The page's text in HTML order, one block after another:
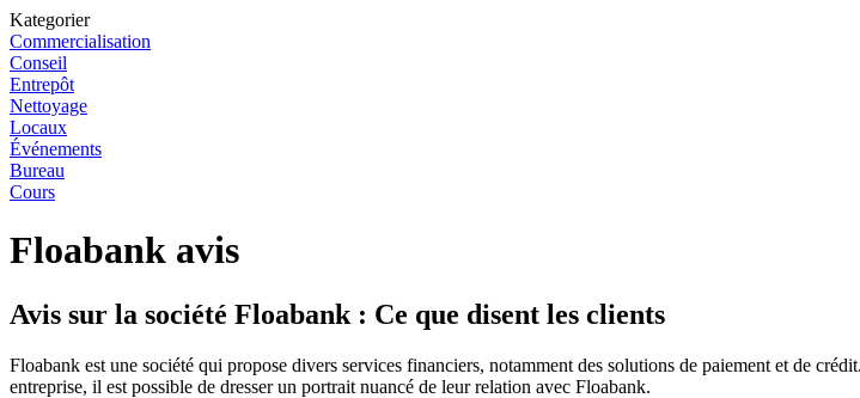
Kategorier
Commercialisation
Conseil
Entrepôt
Nettoyage
Locaux
Événements
Bureau
Cours
Floabank avis
Avis sur la société Floabank : Ce que disent les clients
Floabank est une société qui propose divers services financiers, notamment des solutions de paiement et de
entreprise, il est possible de dresser un portrait nuancé de leur relation avec Floabank.